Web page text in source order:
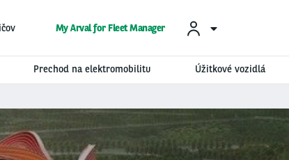
My Arval for Fleet Manager
Prechod na elektromobilitu Úžitkové vozidlá